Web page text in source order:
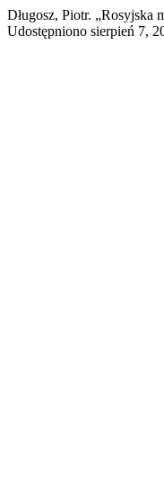
Długosz, Piotr. „Rosyjska
Udostępniono sierpień 7,